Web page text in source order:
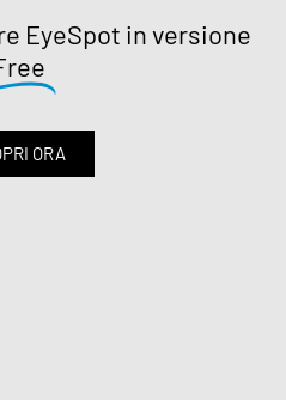
EyeSpot in versione
ORA